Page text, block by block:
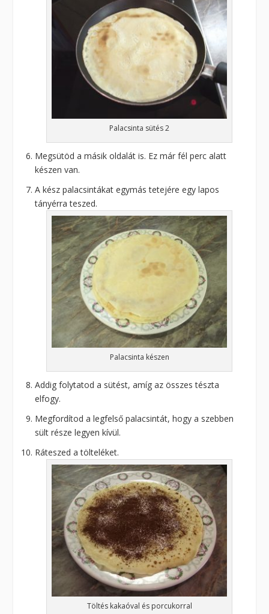
Palacsinta sütés 2
Megsütöd a másik oldalát is. Ez már fél perc alatt
készen van.
A kész palacsintákat egymás tetejére egy lapos
tányérra teszed.
Palacsinta készen
Addig folytatod a sütést, amíg az összes tészta
elfogy.
Megfordítod a legfelső palacsintát, hogy a szebben
sült része legyen kívül.
Ráteszed a tölteléket.
Töltés kakaóval és porcukorral